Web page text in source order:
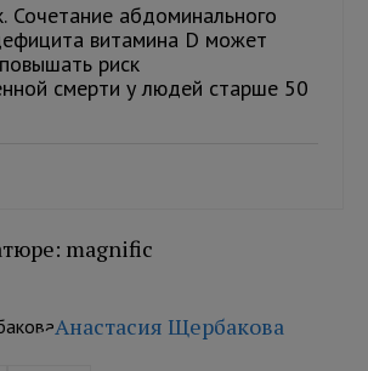
Сочетание абдоминального
витамина D может
риск
смерти у людей старше 50
magnific
Анастасия Щербакова